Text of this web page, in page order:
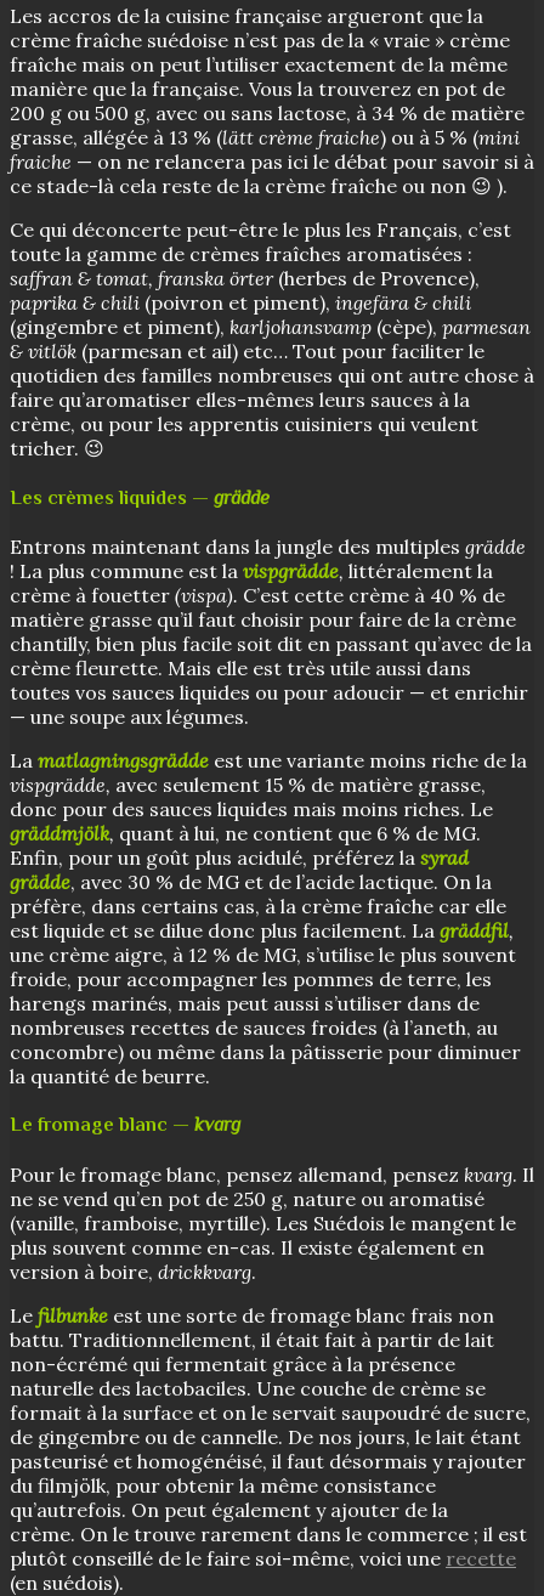
Les accros de la cuisine française argueront que la
crème fraîche suédoise n’est pas de la « vraie » crème
fraîche mais on peut l’utiliser exactement de la même
manière que la française. Vous la trouverez en pot de
200 g ou 500 g, avec ou sans lactose, à 34 % de matière
grasse, allégée à 13 % (lätt crème fraiche) ou à 5 % (mini
fraiche — on ne relancera pas ici le débat pour savoir si à
ce stade-là cela reste de la crème fraîche ou non 😉 ).
Ce qui déconcerte peut-être le plus les Français, c’est
toute la gamme de crèmes fraîches aromatisées :
saffran & tomat, franska örter(herbes de Provence),
paprika & chili (poivron et piment), ingefära & chili
(gingembre et piment), karljohansvamp (cèpe), parmesan
& vitlök (parmesan et ail) etc… Tout pour faciliter le
quotidien des familles nombreuses qui ont autre chose à
faire qu’aromatiser elles-mêmes leurs sauces à la
crème, ou pour les apprentis cuisiniers qui veulent
tricher. 😉
Les crèmes liquides — grädde
Entrons maintenant dans la jungle des multiples grädde
! La plus commune est la vispgrädde, littéralement la
crème à fouetter (vispa). C’est cette crème à 40 % de
matière grasse qu’il faut choisir pour faire de la crème
chantilly, bien plus facile soit dit en passant qu’avec de la
crème fleurette. Mais elle est très utile aussi dans
toutes vos sauces liquides ou pour adoucir — et enrichir
— une soupe aux légumes.
La matlagningsgrädde est une variante moins riche de la
vispgrädde, avec seulement 15 % de matière grasse,
donc pour des sauces liquides mais moins riches. Le
gräddmjölk, quant à lui, ne contient que 6 % de MG.
Enfin, pour un goût plus acidulé, préférez la syrad
grädde, avec 30 % de MG et de l’acide lactique. On la
préfère, dans certains cas, à la crème fraîche car elle
est liquide et se dilue donc plus facilement. La gräddfil,
une crème aigre, à 12 % de MG, s’utilise le plus souvent
froide, pour accompagner les pommes de terre, les
harengs marinés, mais peut aussi s’utiliser dans de
nombreuses recettes de sauces froides (à l’aneth, au
concombre) ou même dans la pâtisserie pour diminuer
la quantité de beurre.
Le fromage blanc — kvarg
Pour le fromage blanc, pensez allemand, pensez kvarg. Il
ne se vend qu’en pot de 250 g, nature ou aromatisé
(vanille, framboise, myrtille). Les Suédois le mangent le
plus souvent comme en-cas. Il existe également en
version à boire, drickkvarg.
Le filbunke est une sorte de fromage blanc frais non
battu. Traditionnellement, il était fait à partir de lait
non-écrémé qui fermentait grâce à la présence
naturelle des lactobaciles. Une couche de crème se
formait à la surface et on le servait saupoudré de sucre,
de gingembre ou de cannelle. De nos jours, le lait étant
pasteurisé et homogénéisé, il faut désormais y rajouter
du filmjölk, pour obtenir la même consistance
qu’autrefois. On peut également y ajouter de la
crème. On le trouve rarement dans le commerce ; il est
plutôt conseillé de le faire soi-même, voici une recette
(en suédois).